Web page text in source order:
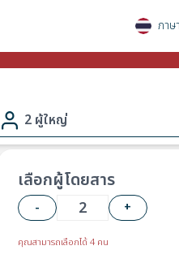
ภาษ
2 ผู้ใหญ่
เลือกผู้โดยสาร
- +
คุณสามารถเลือกได้ 4 คน
นทาง 02 ผู้โดยสาร
27(จ.)